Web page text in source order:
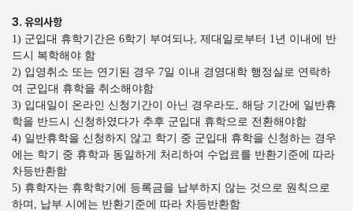
3. 유의사항
1) 군입대 휴학기간은 6학기 부여되나, 제대일로부터 1년 이내에 반
드시 복학해야 함
2) 입영취소 또는 연기된 경우 7일 이내 경영대학 행정실로 연락하
여 군입대 휴학을 취소해야함
3) 입대일이 온라인 신청기간이 아닌 경우라도, 해당 기간에 일반휴
학을 반드시 신청하였다가 추후 군입대 휴학으로 전환해야함
4) 일반휴학을 신청하지 않고 학기 중 군입대 휴학을 신청하는 경우
에는 학기 중 휴학과 동일하게 처리하여 수업료를 반환기준에 따라
차등반환함
5) 휴학자는 휴학학기에 등록금을 납부하지 않는 것으로 원칙으로
하며, 납부 시에는 반환기준에 따라 차등반환함